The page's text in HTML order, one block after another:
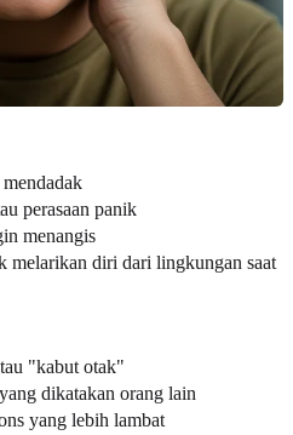
perasaan panik
menangis
melarikan diri dari lingkungan saat
"kabut otak"
dikatakan orang lain
yang lebih lambat